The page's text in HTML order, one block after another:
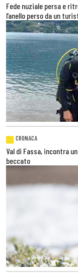
Fede nuziale persa e
l’anello perso da un
CRONACA
Val di Fassa, incontra
beccato